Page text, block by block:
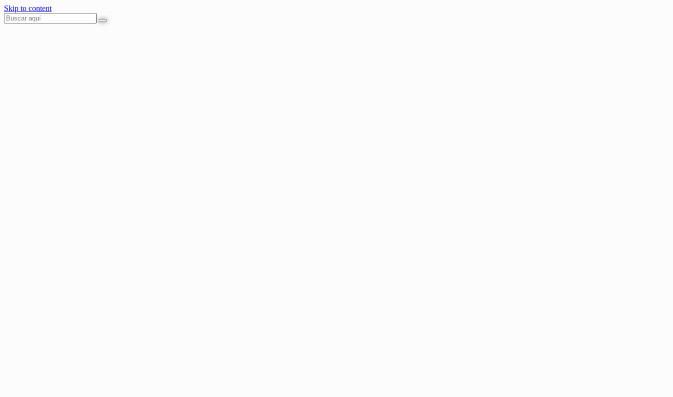
Skip to content